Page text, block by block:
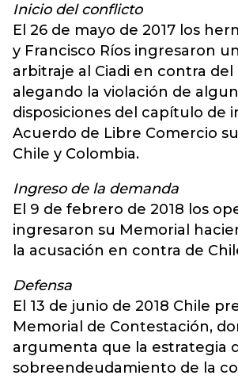
Inicio del conflicto
El 26 de mayo de 2017 los
y Francisco Ríos ingresaron
arbitraje al Ciadi en contra
alegando la violación de
disposiciones del capítulo de
Acuerdo de Libre Comercio
Chile y Colombia.
Ingreso de la demanda
El 9 de febrero de 2018 los
ingresaron su Memorial
la acusación en contra de
Defensa
El 13 de junio de 2018 Chile
Memorial de Contestación,
argumenta que la estrategia
sobreendeudamiento de la